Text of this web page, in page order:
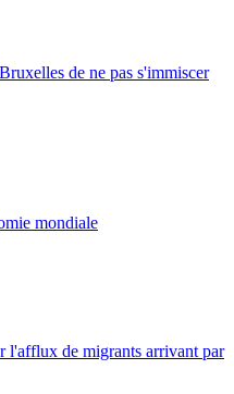
de ne pas s'immiscer
mondiale
l'afflux de migrants arrivant par